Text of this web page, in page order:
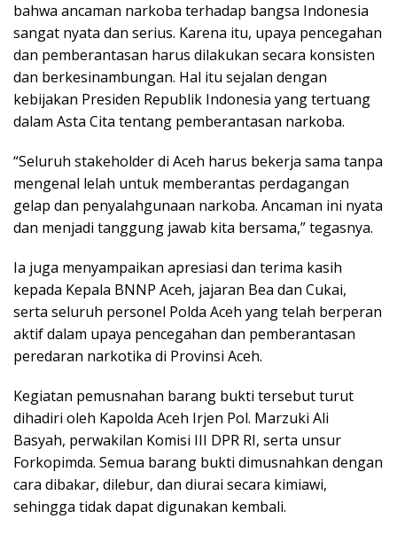
bahwa ancaman narkoba terhadap bangsa Indonesia
sangat nyata dan serius. Karena itu, upaya pencegahan
dan pemberantasan harus dilakukan secara konsisten
dan berkesinambungan. Hal itu sejalan dengan
kebijakan Presiden Republik Indonesia yang tertuang
dalam Asta Cita tentang pemberantasan narkoba.
“Seluruh stakeholder di Aceh harus bekerja sama tanpa
mengenal lelah untuk memberantas perdagangan
gelap dan penyalahgunaan narkoba. Ancaman ini nyata
dan menjadi tanggung jawab kita bersama,” tegasnya.
Ia juga menyampaikan apresiasi dan terima kasih
kepada Kepala BNNP Aceh, jajaran Bea dan Cukai,
serta seluruh personel Polda Aceh yang telah berperan
aktif dalam upaya pencegahan dan pemberantasan
peredaran narkotika di Provinsi Aceh.
Kegiatan pemusnahan barang bukti tersebut turut
dihadiri oleh Kapolda Aceh Irjen Pol. Marzuki Ali
Basyah, perwakilan Komisi III DPR RI, serta unsur
Forkopimda. Semua barang bukti dimusnahkan dengan
cara dibakar, dilebur, dan diurai secara kimiawi,
sehingga tidak dapat digunakan kembali.